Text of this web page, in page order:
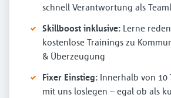
schnell Verantwortung als
Skillboost inklusive: Lerne
kostenlose Trainings zu
& Überzeugung
Fixer Einstieg: Innerhalb von 10
mit uns loslegen – egal ob als